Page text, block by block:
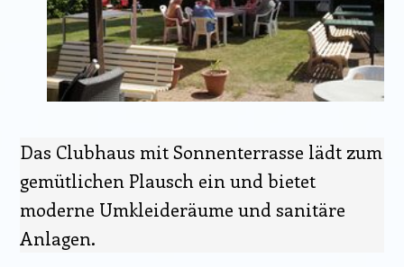
Das Clubhaus mit Sonnenterrasse lädt zum
gemütlichen Plausch ein und bietet
moderne Umkleideräume und sanitäre
Anlagen.